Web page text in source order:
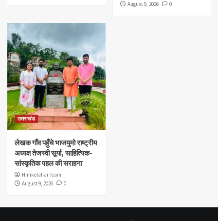
August 9, 2026
0
उत्तराखंड
लेखक गाँव पहुँचे भाजयुमो राष्ट्रीय
अध्यक्ष तेजस्वी सूर्या, साहित्यिक-
सांस्कृतिक पहल की सराहना
Himkelahar Team
August 9, 2026
0